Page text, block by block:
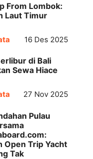
From Lombok:
Laut Timur
16 Des 2025
di Bali
Sewa Hiace
27 Nov 2025
Pulau
Open Trip Yacht
Tak